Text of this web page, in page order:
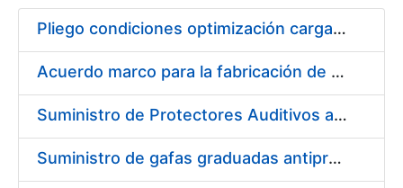
Show/Hide
Pliego condiciones optimización cargas compras firmado
Acuerdo marco para la fabricación de piezas
Suministro de Protectores Auditivos a medida para las personas trabajadoras de los Centros de Trabajo de Madrid y Burgos
Suministro de gafas graduadas antiproyecciones para los trabajadores de la FNMT-RCM en los centros de trabajo de Madrid y Burgos